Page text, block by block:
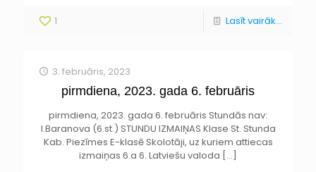
1 Lasīt vairāk...
3. februāris, 2023
pirmdiena, 2023. gada 6. februāris
pirmdiena, 2023. gada 6. februāris Stundās nav:
I.Baranova (6.st.) STUNDU IZMAIŅAS Klase St. Stunda
Kab. Piezīmes E-klasē Skolotāji, uz kuriem attiecas
izmaiņas 6.a 6. Latviešu valoda […]